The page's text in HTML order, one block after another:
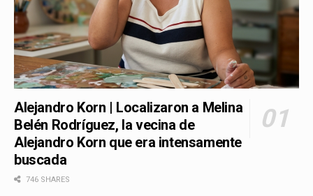
Alejandro Korn | Localizaron a Melina
Belén Rodríguez, la vecina de
Alejandro Korn que era intensamente
buscada
746 SHARES